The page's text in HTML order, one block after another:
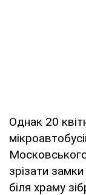
Однак 20
зрізати
біля храму